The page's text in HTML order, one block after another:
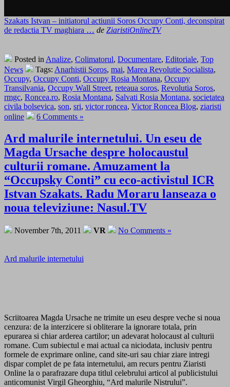
Szakats Istvan – initiatorul actiunii Soros Occupy Conti, deconspirat
de redactia TV maghiara … de ZiaristiOnlineTV
Posted in Analize, Colimatorul, Documentare, Editoriale, Top
News
Tags: Anarhistii Soros, mai, Marea Revolutie Socialista,
Occupy, Occupy Conti, Occupy Rosia Montana, Occupy
Transilvania, Occupy Wall Street, reteaua soros, Revolutia Soros,
rmgc, Roncea.ro, Rosia Montana, Salvati Rosia Montana, societatea
civila bolsevica, son, sri, victor roncea, Victor Roncea Blog, ziaristi
online
6 Comments »
Ard malurile internetului. Un eseu de
Magda Ursache despre holocaustul
culturii romane. Amuzament la
“Occupsky Conti” cu eco-activistul ICR
Istvan Szakats. Radu Moraru lanseaza o
noua televiziune: Nasul.TV
November 7th, 2011 VR No Comments »
Ard malurile internetului
Scriitoarea Magda Ursache ne trimite un eseu despre veche si noua
cenzura: de la interzicere si obliterare la ignorare totala, prin
epurarea si chiar arderea cartilor; un adevarat holocaust al culturii
romane. Cum subiectul e mai actual ca niciodata, inclusiv pentru
formele de exprimare online, cand site-uri sau chiar ziare intregi
dispar complet de pe fata internetului, am recurs pentru Ziaristi
Online la o parafrazare dupa titlul celebrului articol al publicistului
anticomunist Virgil Gheorghiu, “Ard malurile Nistrului”.